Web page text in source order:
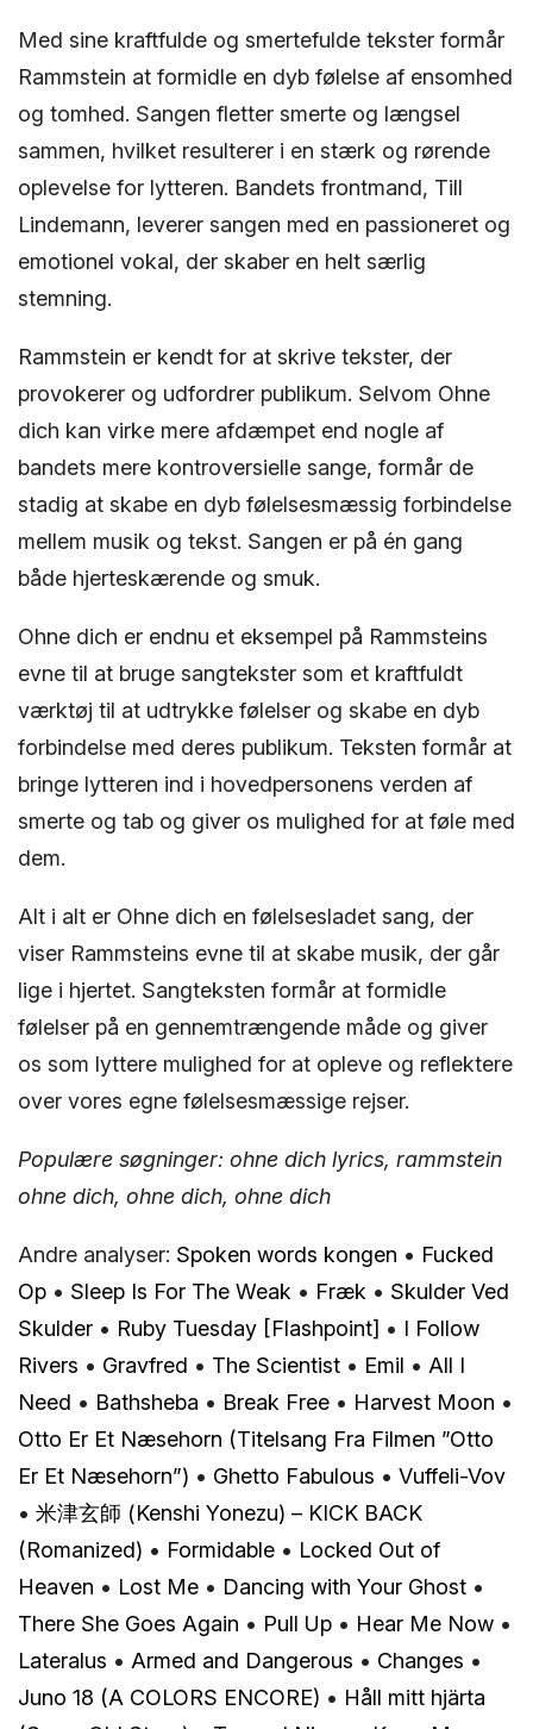
Med sine kraftfulde og smertefulde tekster formår
Rammstein at formidle en dyb følelse af ensomhed
og tomhed. Sangen fletter smerte og længsel
sammen, hvilket resulterer i en stærk og rørende
oplevelse for lytteren. Bandets frontmand, Till
Lindemann, leverer sangen med en passioneret og
emotionel vokal, der skaber en helt særlig
stemning.
Rammstein er kendt for at skrive tekster, der
provokerer og udfordrer publikum. Selvom Ohne
dich kan virke mere afdæmpet end nogle af
bandets mere kontroversielle sange, formår de
stadig at skabe en dyb følelsesmæssig forbindelse
mellem musik og tekst. Sangen er på én gang
både hjerteskærende og smuk.
Ohne dich er endnu et eksempel på Rammsteins
evne til at bruge sangtekster som et kraftfuldt
værktøj til at udtrykke følelser og skabe en dyb
forbindelse med deres publikum. Teksten formår at
bringe lytteren ind i hovedpersonens verden af
smerte og tab og giver os mulighed for at føle med
dem.
Alt i alt er Ohne dich en følelsesladet sang, der
viser Rammsteins evne til at skabe musik, der går
lige i hjertet. Sangteksten formår at formidle
følelser på en gennemtrængende måde og giver
os som lyttere mulighed for at opleve og reflektere
over vores egne følelsesmæssige rejser.
Populære søgninger: ohne dich lyrics, rammstein
ohne dich, ohne dich, ohne dich
Andre analyser: Spoken words kongen • Fucked
Op • Sleep Is For The Weak • Fræk • Skulder Ved
Skulder • Ruby Tuesday [Flashpoint] • I Follow
Rivers • Gravfred • The Scientist • Emil • All I
Need • Bathsheba • Break Free • Harvest Moon •
Otto Er Et Næsehorn (Titelsang Fra Filmen ”Otto
Er Et Næsehorn”) • Ghetto Fabulous • Vuffeli-Vov
• 米津玄師 (Kenshi Yonezu) – KICK BACK
(Romanized) • Formidable • Locked Out of
Heaven • Lost Me • Dancing with Your Ghost •
There She Goes Again • Pull Up • Hear Me Now •
Lateralus • Armed and Dangerous • Changes •
Juno 18 (A COLORS ENCORE) • Håll mitt hjärta